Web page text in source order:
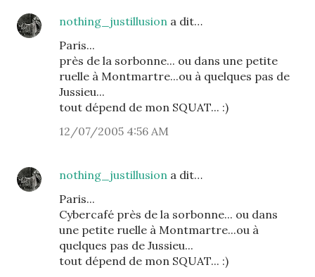
nothing_justillusion a dit…
Paris...
près de la sorbonne... ou dans une petite
ruelle à Montmartre...ou à quelques pas de
Jussieu...
tout dépend de mon SQUAT... :)
12/07/2005 4:56 AM
nothing_justillusion a dit…
Paris...
Cybercafé près de la sorbonne... ou dans
une petite ruelle à Montmartre...ou à
quelques pas de Jussieu...
tout dépend de mon SQUAT... :)